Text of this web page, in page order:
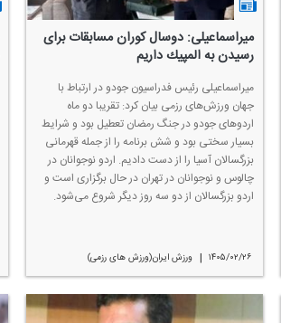
میراسماعیلی: دوسال كوران مسابقات برای
رسیدن به المپیك داریم
میراسماعیلی رئیس فدراسیون جودو در ارتباط با
جهان ورزش‌های رزمی بیان كرد: تقریبا دو ماه
اردوهای جودو در جنگ رمضان تعطیل بود و شرایط
بسیار سختی بود و شش برنامه را از جمله قهرمانی
بزرگسالان آسیا را از دست دادیم. اردو نوجوانان در
چالوس و نوجوانان در تهران در حال برگزاری است و
اردو بزرگسالان از دو سه روز دیگر شروع می‌شود.
۱۴۰۵/۰۲/۲۶ | ورزش ایران(ورزش های رزمی)